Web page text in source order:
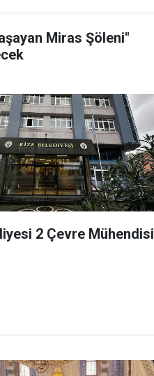
Miras Şöleni"
2 Çevre Mühendisi